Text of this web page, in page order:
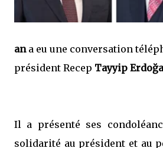
ana eu une conversation
président Recep Tayyip
Il a présenté ses
solidarité au président et au